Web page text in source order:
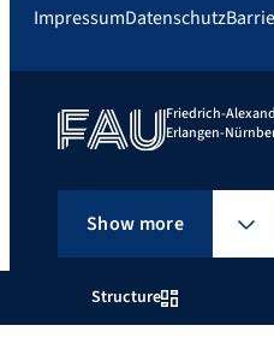
Structure
ImpressumDatenschutz
Friedrich-
Erlangen-
Show more